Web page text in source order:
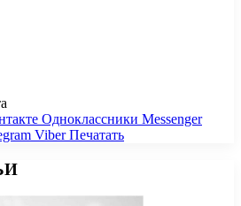
Одноклассники Messenger
Viber Печатать